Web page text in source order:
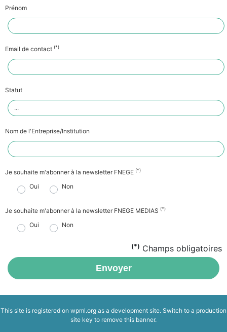
Prénom
Email de contact (*)
Statut
Nom de l'Entreprise/Institution
Je souhaite m'abonner à la newsletter FNEGE (*)
Oui Non
Je souhaite m'abonner à la newsletter FNEGE MEDIAS (*)
Oui Non
(*) Champs obligatoires
Envoyer
This site is registered on wpml.org as a development site. Switch to a production
site key to remove this banner.